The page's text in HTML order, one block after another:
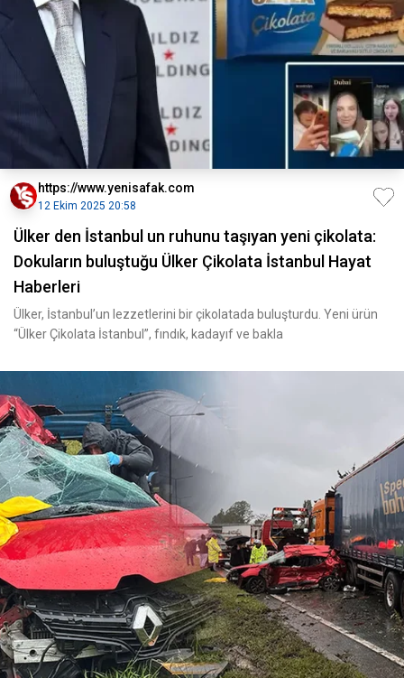
https://www.yenisafak.com
12 Ekim 2025 20:58
Ülker den İstanbul un ruhunu taşıyan yeni çikolata:
Dokuların buluştuğu Ülker Çikolata İstanbul Hayat
Haberleri
Ülker, İstanbul’un lezzetlerini bir çikolatada buluşturdu. Yeni ürün
“Ülker Çikolata İstanbul”, fındık, kadayıf ve bakla